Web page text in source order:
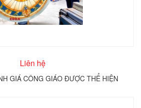
Liên hệ
GIÁ CÔNG GIÁO ĐƯỢC THỂ HIỆN